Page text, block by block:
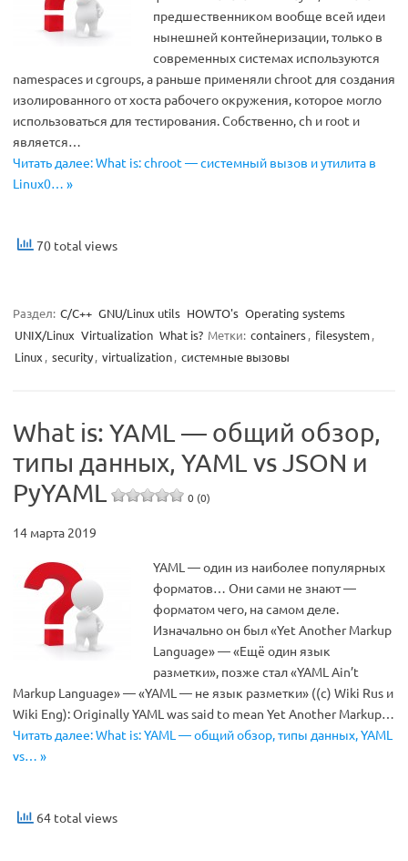
предшественником вообще всей идеи
нынешней контейнеризации, только в
современных системах используются
namespaces и cgroups, а раньше применяли chroot для создания
изолированного от хоста рабочего окружения, которое могло
использоваться для тестирования. Собственно, ch и root и
является…
Читать далее: What is: chroot — системный вызов и утилита в
Linux0… »
70 total views
Раздел: C/C++ GNU/Linux utils HOWTO's Operating systems
UNIX/Linux Virtualization What is? Метки: containers, filesystem,
Linux, security, virtualization, системные вызовы
What is: YAML — общий обзор,
типы данных, YAML vs JSON и
PyYAML
0 (0)
14 марта 2019
YAML — один из наиболее популярных
форматов… Они сами не знают —
форматом чего, на самом деле.
Изначально он был «Yet Another Markup
Language» — «Ещё один язык
разметки», позже стал «YAML Ain’t
Markup Language» — «YAML — не язык разметки» ((с) Wiki Rus и
Wiki Eng): Originally YAML was said to mean Yet Another Markup…
Читать далее: What is: YAML — общий обзор, типы данных, YAML
vs… »
64 total views